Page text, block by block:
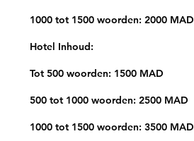
1000 tot 1500 woorden: 2000 MAD
Hotel Inhoud:
Tot 500 woorden: 1500 MAD
500 tot 1000 woorden: 2500 MAD
1000 tot 1500 woorden: 3500 MAD